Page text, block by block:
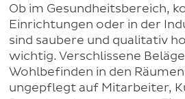
Ob im Gesundheitsbereich,
Einrichtungen oder in der
sind saubere und qualitativ
wichtig. Verschlissene
Wohlbefinden in den
ungepflegt auf Mitarbeiter,